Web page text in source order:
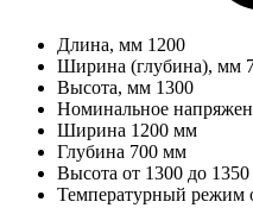
Длина, мм 1200
Ширина (глубина), мм
Высота, мм 1300
Номинальное
Ширина 1200 мм
Глубина 700 мм
Высота от 1300 до
Температурный режим